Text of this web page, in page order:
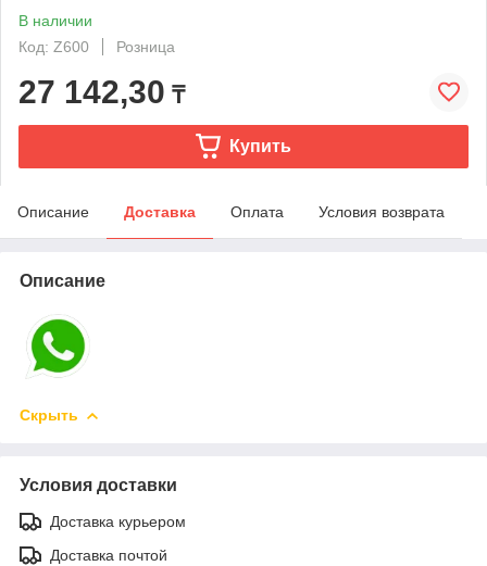
В наличии
Код: Z600
Розница
27 142,30 ₸
Купить
Описание Доставка Оплата Условия возврата
Описание
Скрыть
Условия доставки
Доставка курьером
Доставка почтой